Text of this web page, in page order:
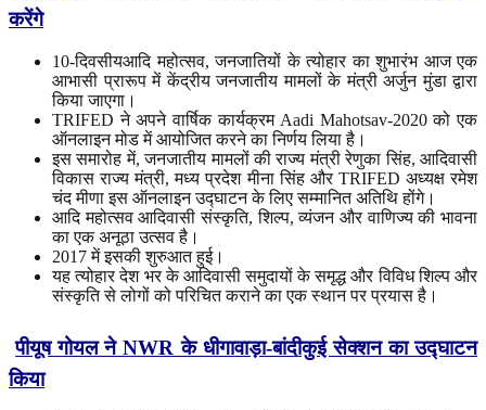
करेंगे
10-दिवसीयआदि महोत्सव, जनजातियों के त्योहार का शुभारंभ आज एक
आभासी प्रारूप में केंद्रीय जनजातीय मामलों के मंत्री अर्जुन मुंडा द्वारा
किया जाएगा।
TRIFED ने अपने वार्षिक कार्यक्रम Aadi Mahotsav-2020 को एक
ऑनलाइन मोड में आयोजित करने का निर्णय लिया है।
इस समारोह में, जनजातीय मामलों की राज्य मंत्री रेणुका सिंह, आदिवासी
विकास राज्य मंत्री, मध्य प्रदेश मीना सिंह और TRIFED अध्यक्ष रमेश
चंद मीणा इस ऑनलाइन उद्घाटन के लिए सम्मानित अतिथि होंगे।
आदि महोत्सव आदिवासी संस्कृति, शिल्प, व्यंजन और वाणिज्य की भावना
का एक अनूठा उत्सव है।
2017 में इसकी शुरुआत हुई।
यह त्योहार देश भर के आदिवासी समुदायों के समृद्ध और विविध शिल्प और
संस्कृति से लोगों को परिचित कराने का एक स्थान पर प्रयास है।
पीयूष गोयल ने NWR के धीगावाड़ा-बांदीकुई सेक्शन का उद्घाटन
किया